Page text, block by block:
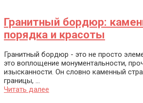
Гранитный бордюр:
порядка и красоты
Гранитный бордюр - это не просто
это воплощение монументальности,
изысканности. Он словно каменный
границы, ...
Читать далее